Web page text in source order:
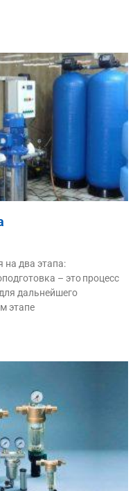
на два этапа:
– это процесс
дальнейшего
этапе